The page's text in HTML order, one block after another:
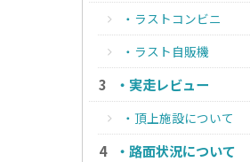
・ラストコンビニ
・ラスト自販機
・実走レビュー
・頂上施設について
・路面状況について